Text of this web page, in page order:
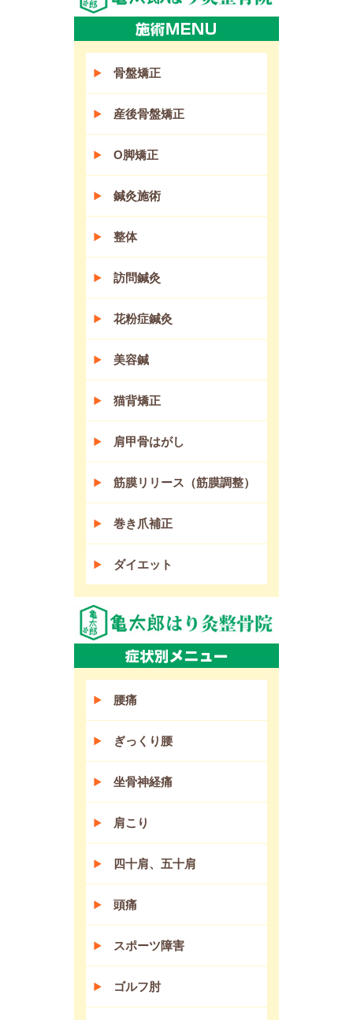
骨盤矯正
産後骨盤矯正
O脚矯正
鍼灸施術
整体
訪問鍼灸
花粉症鍼灸
美容鍼
猫背矯正
肩甲骨はがし
筋膜リリース（筋膜調整）
巻き爪補正
ダイエット
腰痛
ぎっくり腰
坐骨神経痛
肩こり
四十肩、五十肩
頭痛
スポーツ障害
ゴルフ肘